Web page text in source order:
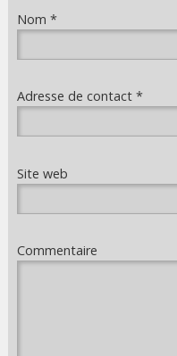
Nom *
Adresse de contact *
Site web
Commentaire